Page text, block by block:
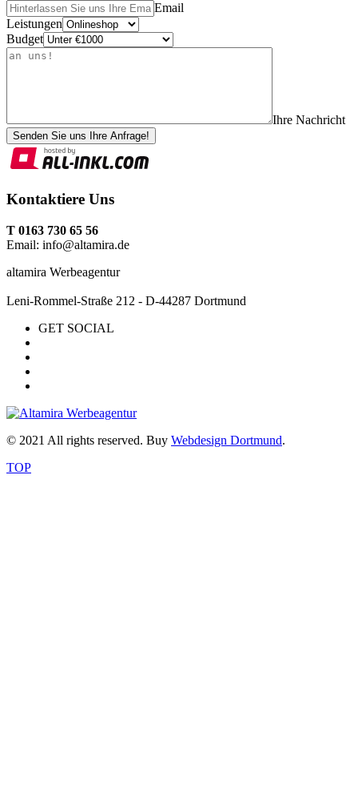
Email
Leistungen
Budget
Ihre Nachricht
Senden Sie uns Ihre Anfrage!
Kontaktiere Uns
T 0163 730 65 56
Email: info@altamira.de
altamira Werbeagentur
Leni-Rommel-Straße 212 - D-44287 Dortmund
GET SOCIAL
© 2021 All rights reserved. Buy Webdesign Dortmund.
TOP